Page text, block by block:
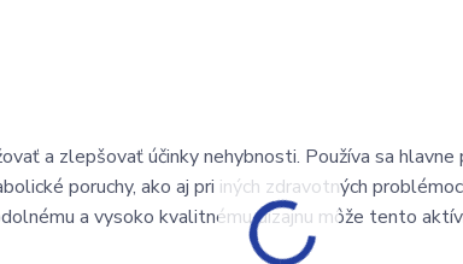
a zlepšovať účinky nehybnosti. Používa sa hlavne
poruchy, ako aj pri iných zdravotných
a vysoko kvalitnému dizajnu môže tento